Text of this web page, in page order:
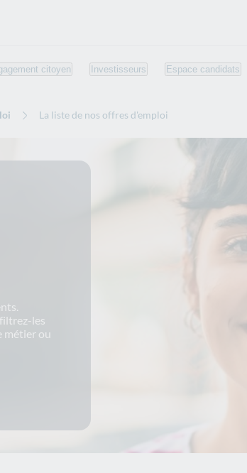
citoyen Investisseurs Espace candidats
La liste de nos offres d'emploi
les
métier ou